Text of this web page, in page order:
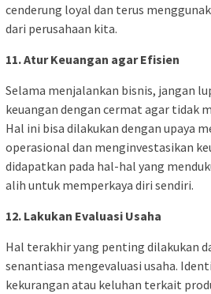
cenderung loyal dan terus
dari perusahaan kita.
11. Atur Keuangan agar Efisien
Selama menjalankan bisnis, jangan
keuangan dengan cermat agar tidak
Hal ini bisa dilakukan dengan upaya
operasional dan menginvestasikan
didapatkan pada hal-hal yang
alih untuk memperkaya diri sendiri.
12. Lakukan Evaluasi Usaha
Hal terakhir yang penting dilakukan
senantiasa mengevaluasi usaha.
kekurangan atau keluhan terkait